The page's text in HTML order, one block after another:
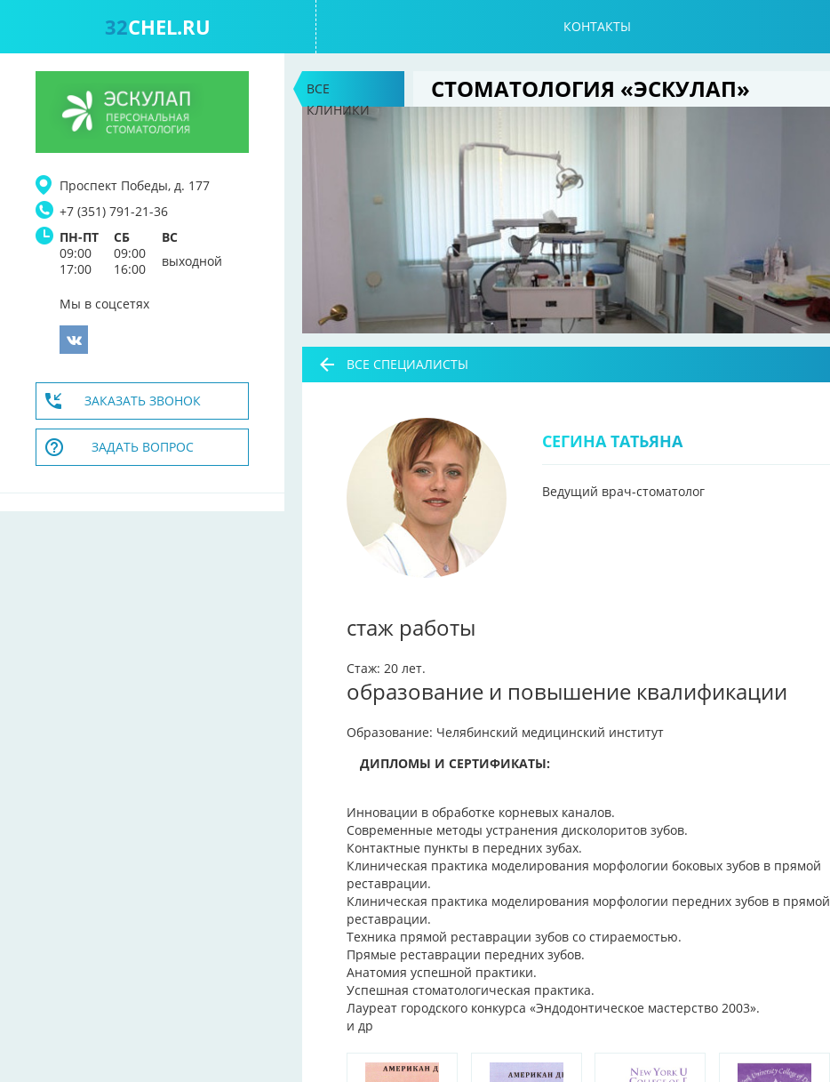
32CHEL.RU КОНТАКТЫ
Проспект Победы, д. 177
+7 (351) 791-21-36
ПН-ПТ
СБ
ВС
09:00
17:00
09:00
16:00
выходной
Мы в соцсетях
ЗАКАЗАТЬ ЗВОНОК
ЗАДАТЬ ВОПРОС
ВСЕ
КЛИНИКИ
СТОМАТОЛОГИЯ «ЭСКУЛАП»
ВСЕ СПЕЦИАЛИСТЫ
СЕГИНА ТАТЬЯНА
Ведущий врач-стоматолог
стаж работы
Стаж: 20 лет.
образование и повышение квалификации
Образование: Челябинский медицинский институт
ДИПЛОМЫ И СЕРТИФИКАТЫ:
Инновации в обработке корневых каналов.
Современные методы устранения дисколоритов зубов.
Контактные пункты в передних зубах.
Клиническая практика моделирования морфологии боковых зубов в прямой
реставрации.
Клиническая практика моделирования морфологии передних зубов в прямой
реставрации.
Техника прямой реставрации зубов со стираемостью.
Прямые реставрации передних зубов.
Анатомия успешной практики.
Успешная стоматологическая практика.
Лауреат городского конкурса «Эндодонтическое мастерство 2003».
и др